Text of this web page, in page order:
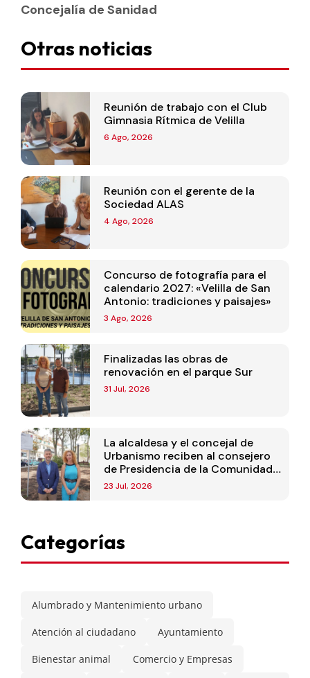
Concejalía de Sanidad
Otras noticias
Reunión de trabajo con el Club
Gimnasia Rítmica de Velilla
6 Ago, 2026
Reunión con el gerente de la
Sociedad ALAS
4 Ago, 2026
Concurso de fotografía para el
calendario 2027: «Velilla de San
Antonio: tradiciones y paisajes»
3 Ago, 2026
Finalizadas las obras de
renovación en el parque Sur
31 Jul, 2026
La alcaldesa y el concejal de
Urbanismo reciben al consejero
de Presidencia de la Comunidad
de Madrid
23 Jul, 2026
Categorías
Alumbrado y Mantenimiento urbano
Atención al ciudadano Ayuntamiento
Bienestar animal Comercio y Empresas